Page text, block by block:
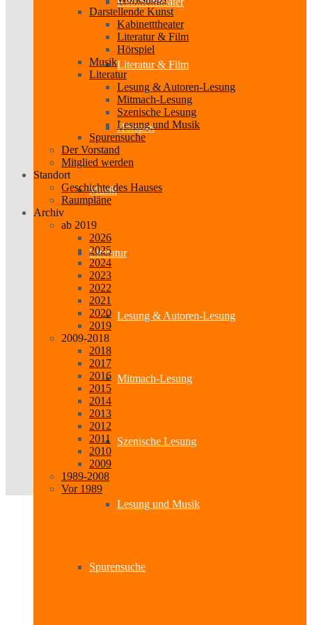
Literatur & Film
Hörspiel
Musik
Literatur
Lesung & Autoren-Lesung
Mitmach-Lesung
Szenische Lesung
Lesung und Musik
Spurensuche
Darstellende Kunst
Kabinetttheater
Literatur & Film
Hörspiel
Musik
Literatur
Lesung & Autoren-Lesung
Mitmach-Lesung
Szenische Lesung
Lesung und Musik
Spurensuche
Der Vorstand
Mitglied werden
Standort
Geschichte des Hauses
Raumpläne
Archiv
ab 2019
2026
2025
2024
2023
2022
2021
2020
2019
2009-2018
2018
2017
2016
2015
2014
2013
2012
2011
2010
2009
1989-2008
Vor 1989